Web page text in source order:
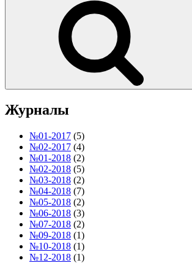
Журналы
№01-2017 (5)
№02-2017 (4)
№01-2018 (2)
№02-2018 (5)
№03-2018 (2)
№04-2018 (7)
№05-2018 (2)
№06-2018 (3)
№07-2018 (2)
№09-2018 (1)
№10-2018 (1)
№12-2018 (1)